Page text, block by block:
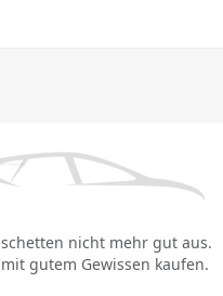
nicht mehr gut aus.
gutem Gewissen kaufen.